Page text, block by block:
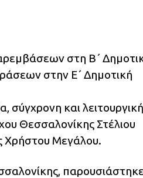
στη Β΄
στην Ε΄ Δημοτική
σύγχρονη και λειτουργική
Θεσσαλονίκης Στέλιου
Χρήστου Μεγάλου.